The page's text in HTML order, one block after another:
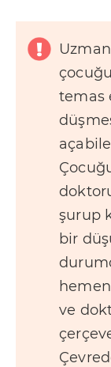
temas
şurup
bir
ve